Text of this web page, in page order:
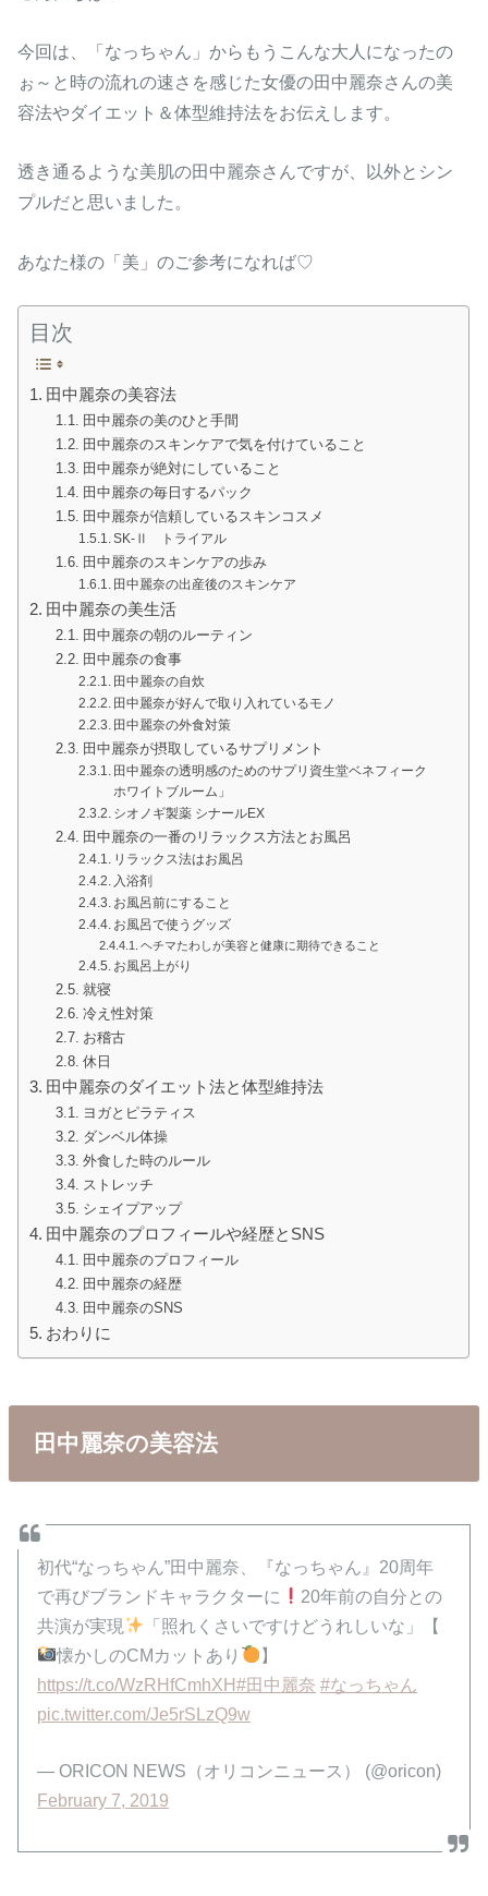
今回は、「なっちゃん」からもうこんな大人になったの
ぉ～と時の流れの速さを感じた女優の田中麗奈さんの美
容法やダイエット＆体型維持法をお伝えします。
透き通るような美肌の田中麗奈さんですが、以外とシン
プルだと思いました。
あなた様の「美」のご参考になれば♡
目次
田中麗奈の美容法
田中麗奈の美のひと手間
田中麗奈のスキンケアで気を付けていること
田中麗奈が絶対にしていること
田中麗奈の毎日するパック
田中麗奈が信頼しているスキンコスメ
SK-Ⅱ トライアル
田中麗奈のスキンケアの歩み
田中麗奈の出産後のスキンケア
田中麗奈の美生活
田中麗奈の朝のルーティン
田中麗奈の食事
田中麗奈の自炊
田中麗奈が好んで取り入れているモノ
田中麗奈の外食対策
田中麗奈が摂取しているサプリメント
田中麗奈の透明感のためのサプリ資生堂ベネフィーク
ホワイトブルーム」
シオノギ製薬 シナールEX
田中麗奈の一番のリラックス方法とお風呂
リラックス法はお風呂
入浴剤
お風呂前にすること
お風呂で使うグッズ
ヘチマたわしが美容と健康に期待できること
お風呂上がり
就寝
冷え性対策
お稽古
休日
田中麗奈のダイエット法と体型維持法
ヨガとピラティス
ダンベル体操
外食した時のルール
ストレッチ
シェイプアップ
田中麗奈のプロフィールや経歴とSNS
田中麗奈のプロフィール
田中麗奈の経歴
田中麗奈のSNS
おわりに
田中麗奈の美容法
初代“なっちゃん”田中麗奈、『なっちゃん』20周年
で再びブランドキャラクターに
20年前の自分との
共演が実現
「照れくさいですけどうれしいな」【
懐かしのCMカットあり
】
https://t.co/WzRHfCmhXH#田中麗奈 #なっちゃん
pic.twitter.com/Je5rSLzQ9w
— ORICON NEWS（オリコンニュース） (@oricon)
February 7, 2019